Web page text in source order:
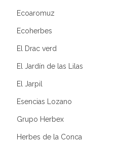
Ecoaromuz
Ecoherbes
El Drac verd
El Jardín de las Lilas
El Jarpil
Esencias Lozano
Grupo Herbex
Herbes de la Conca